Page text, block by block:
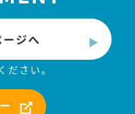
ジへ
ださい。